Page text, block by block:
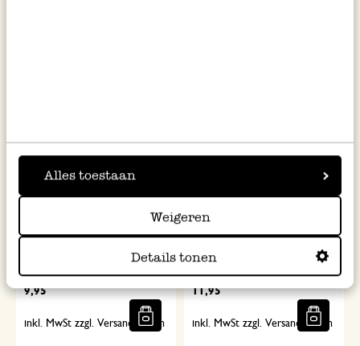
Alles toestaan
Weigeren
Details tonen
Kleine Zweige, Ø23 cm
9,95
inkl. MwSt zzgl. Versandkosten
Veilchen, Ø21 x H 2,5 cm
11,95
inkl. MwSt zzgl. Versandkosten